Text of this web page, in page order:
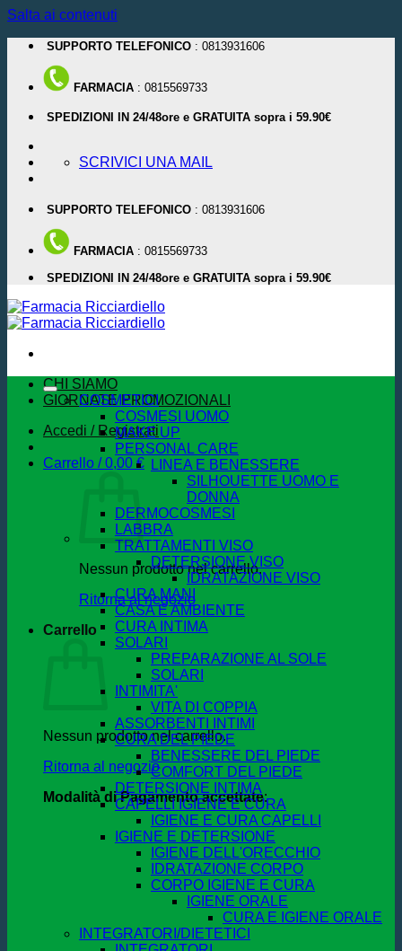
Salta ai contenuti
SUPPORTO TELEFONICO : 0813931606
FARMACIA : 0815569733
SPEDIZIONI IN 24/48ore e GRATUITA sopra i 59.90€
SCRIVICI UNA MAIL
SUPPORTO TELEFONICO : 0813931606
FARMACIA : 0815569733
SPEDIZIONI IN 24/48ore e GRATUITA sopra i 59.90€
CHI SIAMO
GIORNATE PROMOZIONALI
Accedi / Registrati
Carrello /0,00 €
Nessun prodotto nel carrello.
Ritorna al negozio
Carrello
Nessun prodotto nel carrello.
Ritorna al negozio
Modalità di Pagamento accettate:
COSMETICI
COSMESI UOMO
MAKE UP
PERSONAL CARE
LINEA E BENESSERE
SILHOUETTE UOMO E
DONNA
DERMOCOSMESI
LABBRA
TRATTAMENTI VISO
DETERSIONE VISO
IDRATAZIONE VISO
CURA MANI
CASA E AMBIENTE
CURA INTIMA
SOLARI
PREPARAZIONE AL SOLE
SOLARI
INTIMITA'
VITA DI COPPIA
ASSORBENTI INTIMI
CURA DEL PIEDE
BENESSERE DEL PIEDE
COMFORT DEL PIEDE
DETERSIONE INTIMA
CAPELLI IGIENE E CURA
IGIENE E CURA CAPELLI
IGIENE E DETERSIONE
IGIENE DELL'ORECCHIO
IDRATAZIONE CORPO
CORPO IGIENE E CURA
IGIENE ORALE
CURA E IGIENE ORALE
INTEGRATORI/DIETETICI